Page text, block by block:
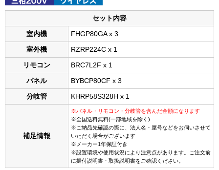
セット内容
室内機 FHGP80GA x 3
室外機 RZRP224C x 1
リモコン BRC7L2F x 1
パネル BYBCP80CF x 3
分岐管 KHRP58S328H x 1
補足情報
※パネル・リモコン・分岐管を含んだ金額になります
※全国送料無料(一部地域を除く)
※ご納品先確認の際に、法人名・屋号などをお伺いさせて
いただく場合がございます
※メーカー1年保証付き
※設置環境や使用状況により注意点があります。ご注文前
に据付説明書・取扱説明書をご確認ください。